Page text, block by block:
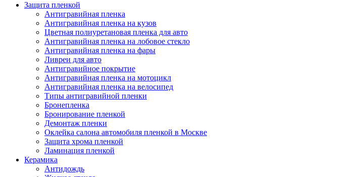
Защита пленкой
Антигравийная пленка
Антигравийная пленка на кузов
Цветная полиуретановая пленка для авто
Антигравийная пленка на лобовое стекло
Антигравийная пленка на фары
Ливреи для авто
Антигравийное покрытие
Антигравийная пленка на мотоцикл
Антигравийная пленка на велосипед
Типы антигравийной пленки
Бронепленка
Бронирование пленкой
Демонтаж пленки
Оклейка салона автомобиля пленкой в Москве
Защита хрома пленкой
Ламинация пленкой
Керамика
Антидождь